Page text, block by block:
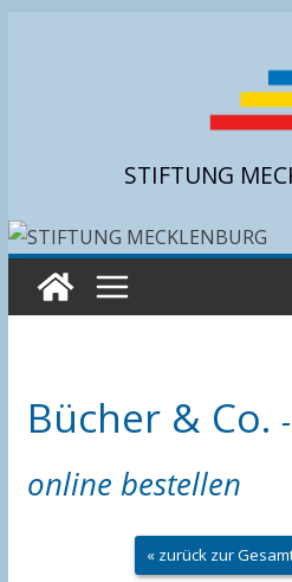
STIFTUNG
Bücher & Co.
online bestellen
« zurück zur